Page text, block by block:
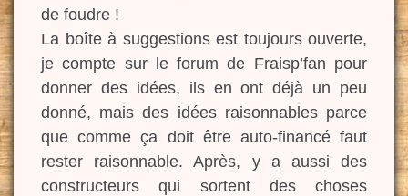
de foudre !
La boîte à suggestions est toujours ouverte,
je compte sur le forum de Fraisp’fan pour
donner des idées, ils en ont déjà un peu
donné, mais des idées raisonnables parce
que comme ça doit être auto-financé faut
rester raisonnable. Après, y a aussi des
constructeurs qui sortent des choses